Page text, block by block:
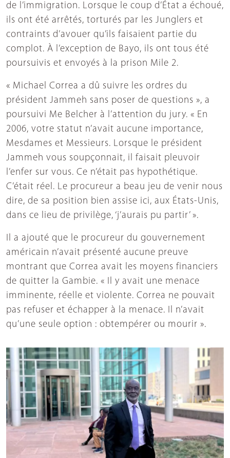
de l’immigration. Lorsque le coup d’État a échoué,
ils ont été arrêtés, torturés par les Junglers et
contraints d’avouer qu’ils faisaient partie du
complot. À l’exception de Bayo, ils ont tous été
poursuivis et envoyés à la prison Mile 2.
« Michael Correa a dû suivre les ordres du
président Jammeh sans poser de questions », a
poursuivi Me Belcher à l’attention du jury. « En
2006, votre statut n’avait aucune importance,
Mesdames et Messieurs. Lorsque le président
Jammeh vous soupçonnait, il faisait pleuvoir
l’enfer sur vous. Ce n’était pas hypothétique.
C’était réel. Le procureur a beau jeu de venir nous
dire, de sa position bien assise ici, aux États-Unis,
dans ce lieu de privilège, ‘j’aurais pu partir’ ».
Il a ajouté que le procureur du gouvernement
américain n’avait présenté aucune preuve
montrant que Correa avait les moyens financiers
de quitter la Gambie. « Il y avait une menace
imminente, réelle et violente. Correa ne pouvait
pas refuser et échapper à la menace. Il n’avait
qu’une seule option : obtempérer ou mourir ».